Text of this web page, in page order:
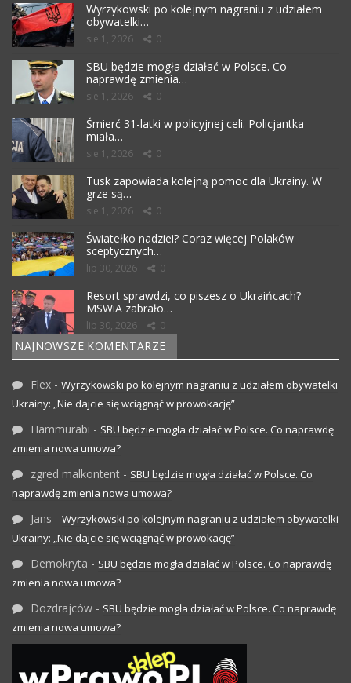
Wyrzykowski po kolejnym nagraniu z udziałem
obywatelki…
sie 1, 2026 0
SBU będzie mogła działać w Polsce. Co
naprawdę zmienia…
sie 1, 2026 0
Śmierć 31-latki w policyjnej celi. Policjantka
miała…
sie 1, 2026 0
Tusk zapowiada kolejną pomoc dla Ukrainy. W
grze są…
sie 1, 2026 0
Światełko nadziei? Coraz więcej Polaków
sceptycznych…
lip 30, 2026 0
Resort sprawdzi, co piszesz o Ukraińcach?
MSWiA zabrało…
lip 30, 2026 0
NAJNOWSZE KOMENTARZE
Flex - Wyrzykowski po kolejnym nagraniu z udziałem obywatelki
Ukrainy: „Nie dajcie się wciągnąć w prowokację”
Hammurabi - SBU będzie mogła działać w Polsce. Co naprawdę
zmienia nowa umowa?
zgred malkontent - SBU będzie mogła działać w Polsce. Co
naprawdę zmienia nowa umowa?
Jans - Wyrzykowski po kolejnym nagraniu z udziałem obywatelki
Ukrainy: „Nie dajcie się wciągnąć w prowokację”
Demokryta - SBU będzie mogła działać w Polsce. Co naprawdę
zmienia nowa umowa?
Dozdrajców - SBU będzie mogła działać w Polsce. Co naprawdę
zmienia nowa umowa?